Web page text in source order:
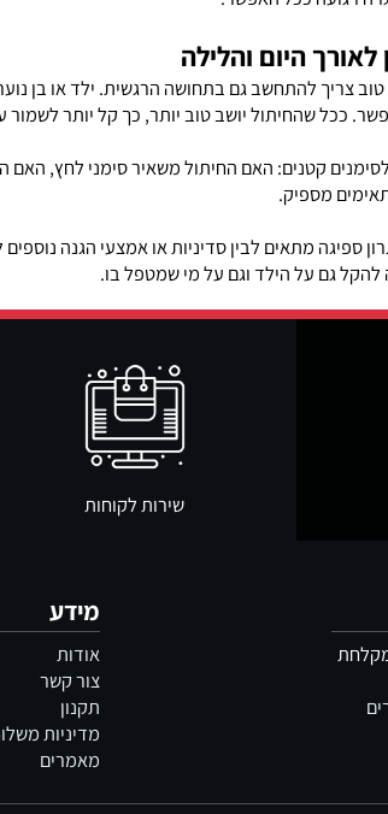
ככל האפשר.
היום והלילה
יושב טוב יותר, כך קל יותר לשמור על
מתאים לבין סדיניות או אמצעי הגנה נוספים
מידע
צור קשר